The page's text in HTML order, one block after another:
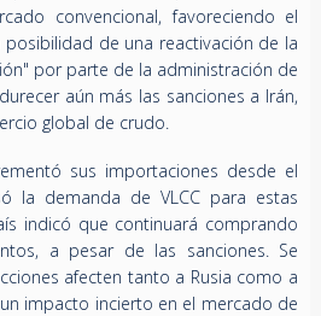
convencional, favoreciendo el
posibilidad de una reactivación de la
por parte de la administración de
aún más las sanciones a Irán,
global de crudo.
sus importaciones desde el
la demanda de VLCC para estas
indicó que continuará comprando
a pesar de las sanciones. Se
afecten tanto a Rusia como a
impacto incierto en el mercado de